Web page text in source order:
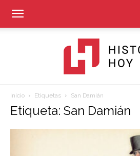
Inicio Etiquetas San Damián
Etiqueta: San Damián